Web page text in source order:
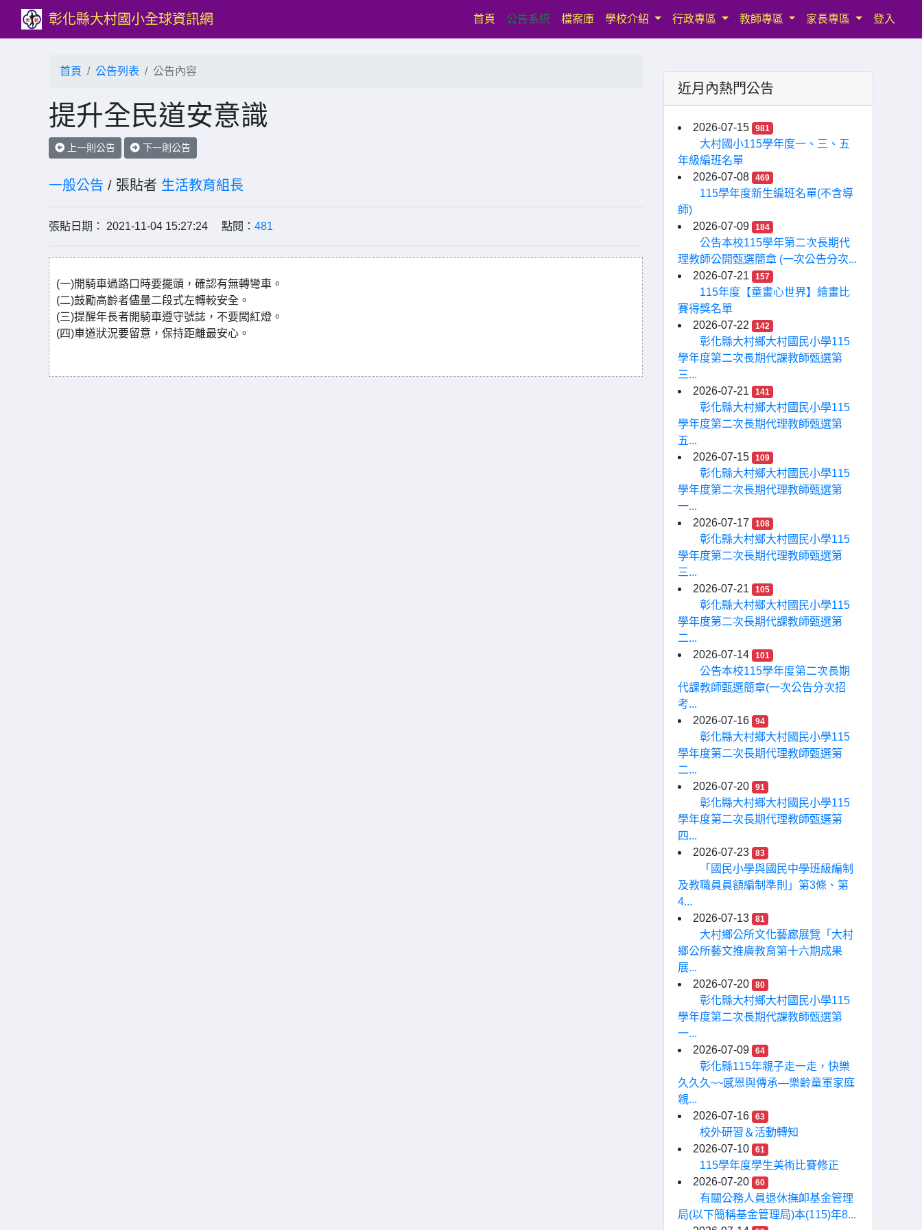
彰化縣大村國小全球資訊網 首頁 (current)
公告系統 檔案庫 學校介紹 行政專區 教師專區 家長專區 登入
首頁 公告列表 公告內容
提升全民道安意識
上一則公告 下一則公告
一般公告 / 張貼者 生活教育組長
張貼日期： 2021-11-04 15:27:24 點閱： 481
(一)開騎車過路口時要擺頭，確認有無轉彎車。
(二)鼓勵高齡者儘量二段式左轉較安全。
(三)提醒年長者開騎車遵守號誌，不要闖紅燈。
(四)車道狀況要留意，保持距離最安心。
近月內熱門公告
2026-07-15 981
大村國小115學年度一、三、五
年級編班名單
2026-07-08
469
115學年度新生編班名單(不含導
師)
2026-07-09
184
公告本校115學年第二次長期代
理教師公開甄選簡章 (一次公告分次...
2026-07-21
157
115年度【童畫心世界】繪畫比
賽得獎名單
2026-07-22
142
彰化縣大村鄉大村國民小學115
學年度第二次長期代課教師甄選第
三...
2026-07-21
141
彰化縣大村鄉大村國民小學115
學年度第二次長期代理教師甄選第
五...
2026-07-15
109
彰化縣大村鄉大村國民小學115
學年度第二次長期代理教師甄選第
一...
2026-07-17
108
彰化縣大村鄉大村國民小學115
學年度第二次長期代理教師甄選第
三...
2026-07-21
105
彰化縣大村鄉大村國民小學115
學年度第二次長期代課教師甄選第
二...
2026-07-14
101
公告本校115學年度第二次長期
代課教師甄選簡章(一次公告分次招
考...
2026-07-16
94
彰化縣大村鄉大村國民小學115
學年度第二次長期代理教師甄選第
二...
2026-07-20
91
彰化縣大村鄉大村國民小學115
學年度第二次長期代理教師甄選第
四...
2026-07-23
83
「國民小學與國民中學班級編制
及教職員員額編制準則」第3條、第
4...
2026-07-13
81
大村鄉公所文化藝廊展覽「大村
鄉公所藝文推廣教育第十六期成果
展...
2026-07-20
80
彰化縣大村鄉大村國民小學115
學年度第二次長期代課教師甄選第
一...
2026-07-09
64
彰化縣115年親子走一走，快樂
久久久~~感恩與傳承—樂齡童軍家庭
親...
2026-07-16
63
校外研習＆活動轉知
2026-07-10
61
115學年度學生美術比賽修正
2026-07-20
60
有關公務人員退休撫卹基金管理
局(以下簡稱基金管理局)本(115)年8...